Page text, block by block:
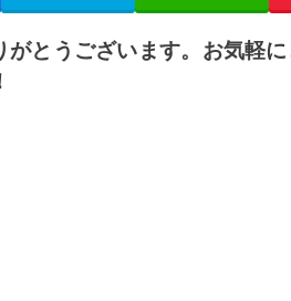
とうございます。お気軽